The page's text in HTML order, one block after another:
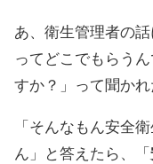
あ、衛生管理者の
ってどこでもらう
すか？」って聞か
「そんなもん安全
ん」と答えたら、「